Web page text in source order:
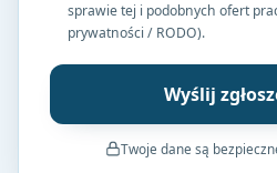
sprawie tej i podobnych ofert
prywatności / RODO).
Wyślij
Twoje dane są